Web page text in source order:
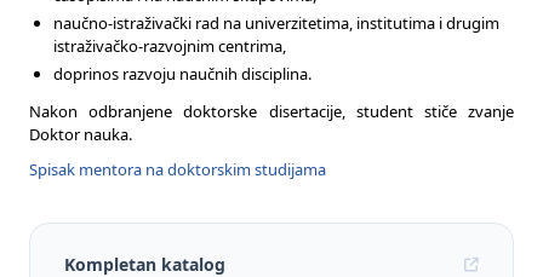
Kompletan katalog
naučno-istraživački rad na univerzitetima, institutima i drugim
istraživačko-razvojnim centrima,
doprinos razvoju naučnih disciplina.
Nakon odbranjene doktorske disertacije, student stiče zvanje
Doktor nauka.
Spisak mentora na doktorskim studijama